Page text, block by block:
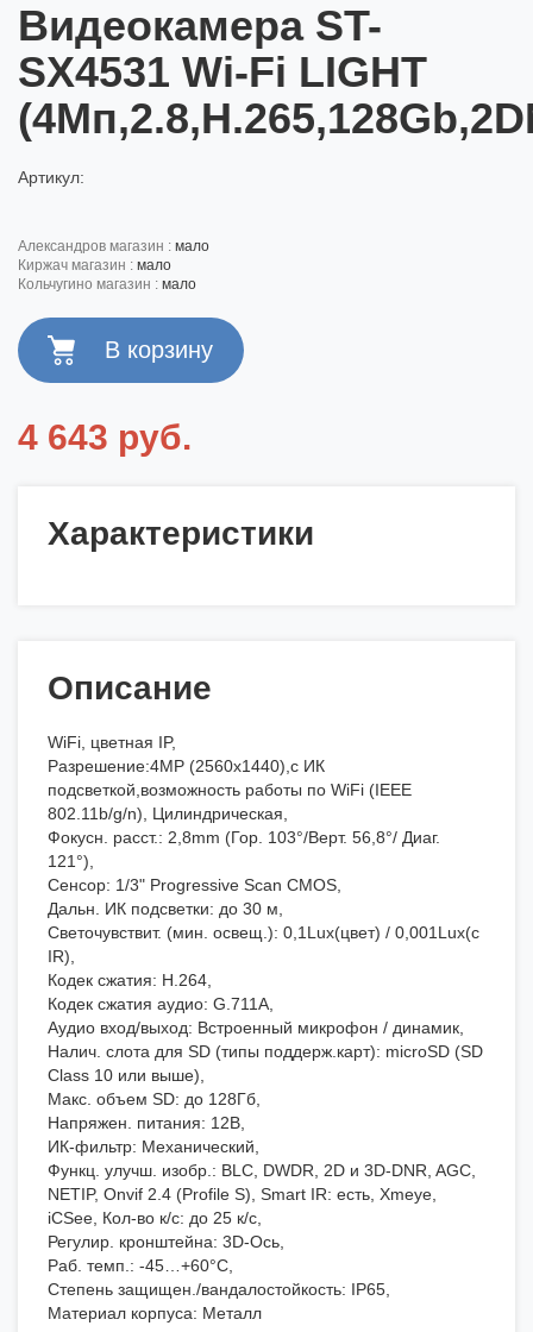
Видеокамера ST-
SX4531 Wi-Fi LIGHT
Артикул:
александров магазин : мало
киржач магазин : мало
кольчугино магазин : мало
4 643 руб.
Характеристики
Описание
WiFi, цветная IP,
Разрешение:4MP (2560х1440),с ИК
подсветкой,возможность работы по WiFi (IEEE
802.11b/g/n), Цилиндрическая,
Фокусн. расст.: 2,8mm (Гор. 103°/Верт. 56,8°/ Диаг.
121°),
Сенсор: 1/3" Progressive Scan CMOS,
Дальн. ИК подсветки: до 30 м,
Светочувствит. (мин. освещ.): 0,1Lux(цвет) / 0,001Lux(с
IR),
Кодек сжатия: H.264,
Кодек сжатия аудио: G.711А,
Аудио вход/выход: Встроенный микрофон / динамик,
Налич. слота для SD (типы поддерж.карт): microSD (SD
Class 10 или выше),
Макс. объем SD: до 128Гб,
Напряжен. питания: 12В,
ИК-фильтр: Механический,
Функц. улучш. изобр.: BLC, DWDR, 2D и 3D-DNR, AGC,
NETIP, Onvif 2.4 (Profile S), Smart IR: есть, Xmeye,
iCSee, Кол-во к/с: до 25 к/с,
Регулир. кронштейна: 3D-Ось,
Раб. темп.: -45…+60°С,
Степень защищен./вандалостойкость: IP65,
Материал корпуса: Металл